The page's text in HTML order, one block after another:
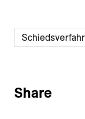
Share